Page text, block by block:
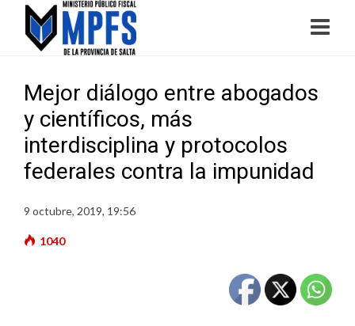
Mejor diálogo entre abogados
y científicos, más
interdisciplina y protocolos
federales contra la impunidad
9 octubre, 2019, 19:56
1040